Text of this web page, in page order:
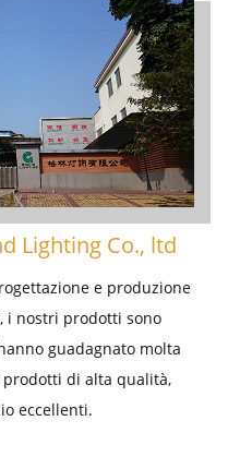
Lighting Co., ltd
e produzione
i nostri prodotti sono
guadagnato molta
di alta qualità,
eccellenti.